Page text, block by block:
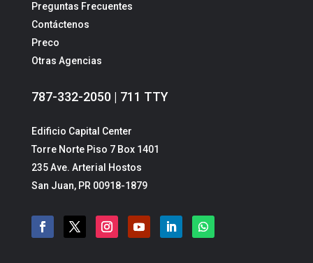
Preguntas Frecuentes
Contáctenos
Preco
Otras Agencias
787-332-2050 | 711 TTY
Edificio Capital Center
Torre Norte Piso 7 Box 1401
235 Ave. Arterial Hostos
San Juan, PR 00918-1879